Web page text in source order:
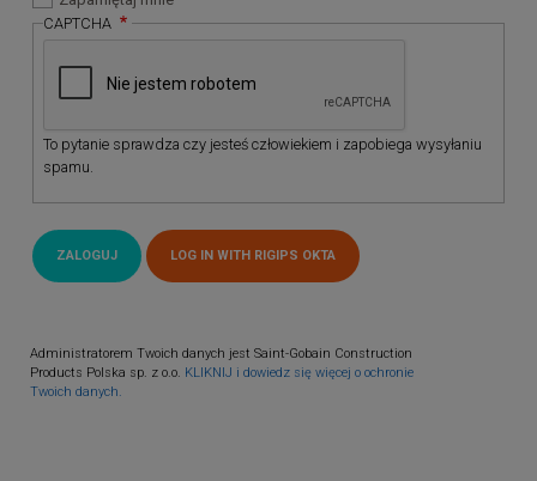
CAPTCHA
To pytanie sprawdza czy jesteś człowiekiem i zapobiega wysyłaniu
spamu.
Administratorem Twoich danych jest Saint-Gobain Construction
Products Polska sp. z o.o. KLIKNIJ i dowiedz się więcej o ochronie
Twoich danych.